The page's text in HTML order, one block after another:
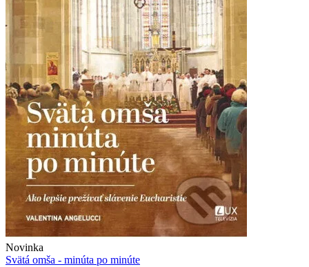
Novinka
Svätá omša - minúta po minúte